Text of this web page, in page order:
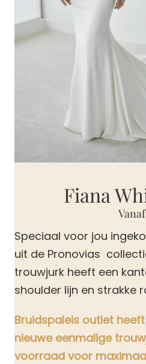
Fiana
Speciaal voor jou
uit de Pronovias
trouwjurk heeft een
shoulder lijn en strakke
Bruidspaleis outlet
nieuwe eenmalige
voorraad voor